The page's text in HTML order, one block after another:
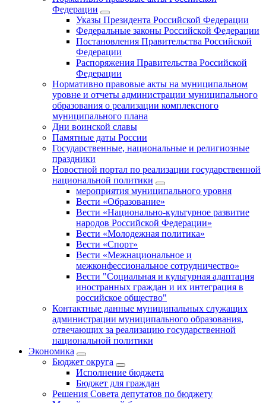
Федерации
Указы Президента Российской Федерации
Федеральные законы Российской Федерации
Постановления Правительства Российской
Федерации
Распоряжения Правительства Российской
Федерации
Нормативно правовые акты на муниципальном
уровне и отчеты администрации муниципального
образования о реализации комплексного
муниципального плана
Дни воинской славы
Памятные даты России
Государственные, национальные и религиозные
праздники
Новостной портал по реализации государственной
национальной политики
мероприятия муниципального уровня
Вести «Образование»
Вести «Национально-культурное развитие
народов Российской Федерации»
Вести «Молодежная политика»
Вести «Спорт»
Вести «Межнациональное и
межконфессиональное сотрудничество»
Вести "Социальная и культурная адаптация
иностранных граждан и их интеграция в
российское общество"
Контактные данные муниципальных служащих
администрации муниципального образования,
отвечающих за реализацию государственной
национальной политики
Экономика
Бюджет округa
Исполнение бюджета
Бюджет для граждан
Решения Совета депутатов по бюджету